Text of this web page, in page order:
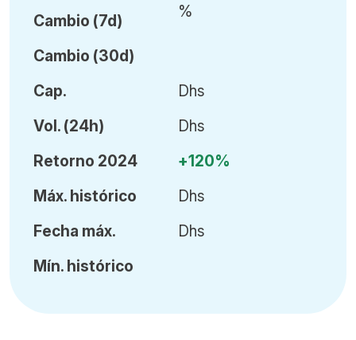
Cambio (7d)
Cambio (30d)
%
Cap.
Vol. (24h)
Retorno 2024
Máx. histórico
Fecha máx.
Mín. histórico
Dhs
Dhs
+120%
Dhs
Dhs